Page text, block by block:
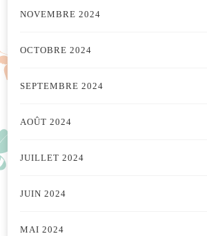
NOVEMBRE 2024
OCTOBRE 2024
SEPTEMBRE 2024
AOÛT 2024
JUILLET 2024
JUIN 2024
MAI 2024